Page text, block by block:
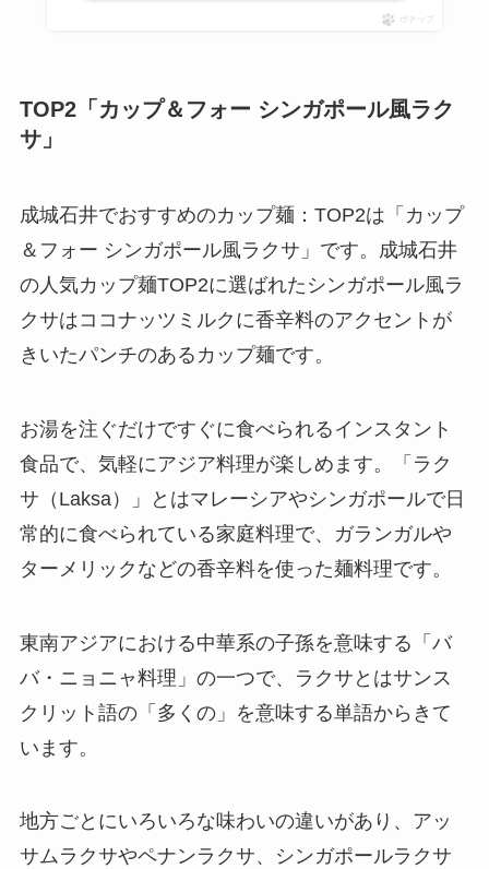
ポチップ
TOP2「カップ＆フォー シンガポール風ラク
サ」
成城石井でおすすめのカップ麺：TOP2は「カップ
＆フォー シンガポール風ラクサ」です。成城石井
の人気カップ麺TOP2に選ばれたシンガポール風ラ
クサはココナッツミルクに香辛料のアクセントが
きいたパンチのあるカップ麺です。
お湯を注ぐだけですぐに食べられるインスタント
食品で、気軽にアジア料理が楽しめます。「ラク
サ（Laksa）」とはマレーシアやシンガポールで日
常的に食べられている家庭料理で、ガランガルや
ターメリックなどの香辛料を使った麺料理です。
東南アジアにおける中華系の子孫を意味する「バ
バ・ニョニャ料理」の一つで、ラクサとはサンス
クリット語の「多くの」を意味する単語からきて
います。
地方ごとにいろいろな味わいの違いがあり、アッ
サムラクサやペナンラクサ、シンガポールラクサ